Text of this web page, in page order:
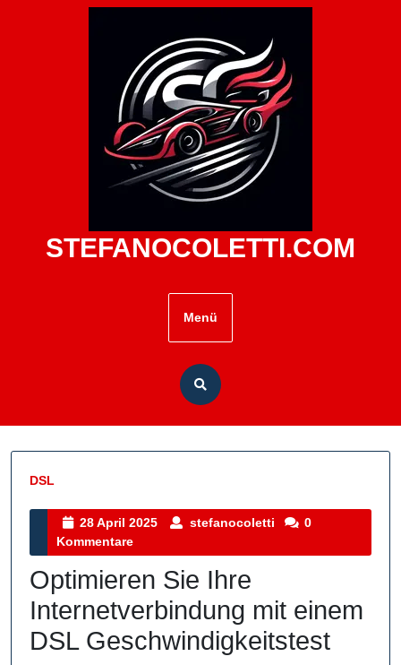
STEFANOCOLETTI.COM
Menü
DSL
Kategorie
28 April 2025
28
2025
stefanocoletti stefanocoletti
0
Kommentare
Optimieren Sie Ihre
Internetverbindung mit einem
DSL Geschwindigkeitstest